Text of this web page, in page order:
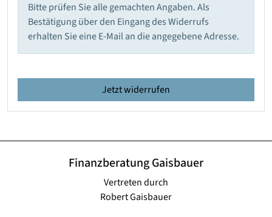
Bitte prüfen Sie alle gemachten Angaben. Als
Bestätigung über den Eingang des Widerrufs
erhalten Sie eine E-Mail an die angegebene Adresse.
Jetzt widerrufen
Finanzberatung Gaisbauer
Vertreten durch
Robert Gaisbauer